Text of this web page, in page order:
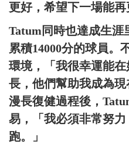
更好，希望下一場能再
Tatum同時也達成生涯
累積14000分的球員。
環境，「我很幸運能
長，他們幫助我成為
漫長復健過程後，
易，「我必須非常努
跑。」